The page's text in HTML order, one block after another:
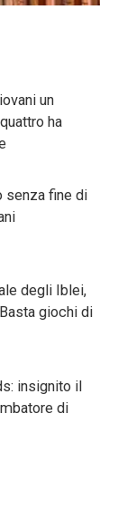
un
ha
senza fine di
degli Iblei,
giochi di
insignito il
di